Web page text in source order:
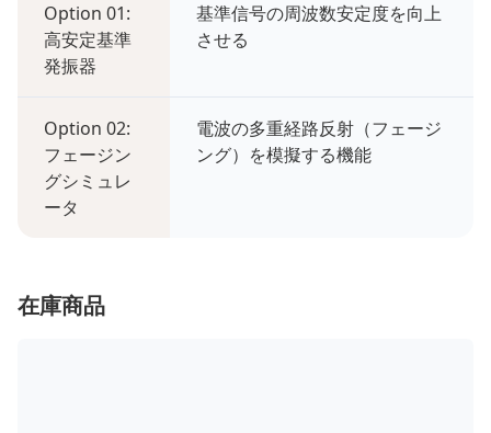
Option 01:
高安定基準
発振器
基準信号の周波数安定度を向上
させる
Option 02:
フェージン
グシミュレ
ータ
電波の多重経路反射（フェージ
ング）を模擬する機能
在庫商品